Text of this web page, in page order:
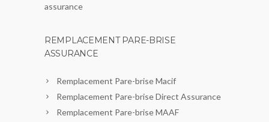
assurance
REMPLACEMENT PARE-BRISE
ASSURANCE
Remplacement Pare-brise Macif
Remplacement Pare-brise Direct Assurance
Remplacement Pare-brise MAAF